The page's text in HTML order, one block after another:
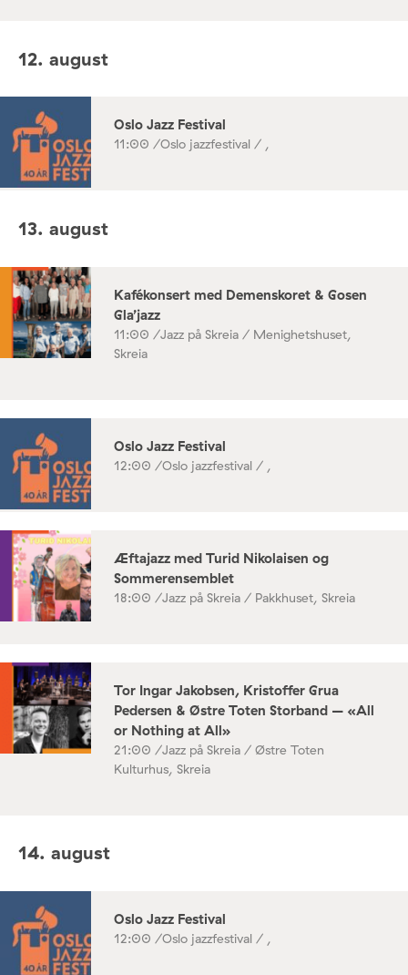
12. august
Oslo Jazz Festival
11:00 /Oslo jazzfestival / ,
13. august
Kafékonsert med Demenskoret & Gosen
Gla’jazz
11:00 /Jazz på Skreia / Menighetshuset,
Skreia
Oslo Jazz Festival
12:00 /Oslo jazzfestival / ,
Æftajazz med Turid Nikolaisen og
Sommerensemblet
18:00 /Jazz på Skreia / Pakkhuset, Skreia
Tor Ingar Jakobsen, Kristoffer Grua
Pedersen & Østre Toten Storband – «All
or Nothing at All»
21:00 /Jazz på Skreia / Østre Toten
Kulturhus, Skreia
14. august
Oslo Jazz Festival
12:00 /Oslo jazzfestival / ,